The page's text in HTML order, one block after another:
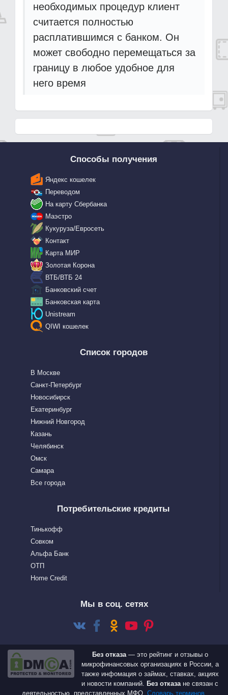
необходимых процедур клиент
считается полностью
расплатившимся с банком. Он
может свободно перемещаться за
границу в любое удобное для
него время
Способы получения
Яндекс кошелек
Переводом
На карту Сбербанка
Маэстро
Кукуруза/Евросеть
Контакт
Карта МИР
Золотая Корона
ВТБ/ВТБ 24
Банковский счет
Банковская карта
Unistream
QIWI кошелек
Список городов
В Москве
Санкт-Петербург
Новосибирск
Екатеринбург
Нижний Новгород
Казань
Челябинск
Омск
Самара
Все города
Потребительские кредиты
Тинькофф
Совком
Альфа Банк
OTП
Home Сredit
Мы в соц. сетях
Без отказа— это рейтинг и отзывы о
микрофинансовых организациях в России, а
также инфомация о займах, ставках, акциях
и новости компаний. Без отказа не связан с
деятельностью, представленных МФО. Словарь терминов,